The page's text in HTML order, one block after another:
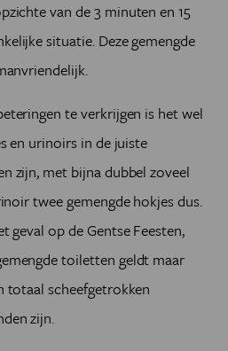
van de 3 minuten en 15
situatie. Deze gemengde
te verkrijgen is het wel
en urinoirs in de juiste
zijn, met bijna dubbel zoveel
twee gemengde hokjes dus.
op de Gentse Feesten,
toiletten geldt maar
totaal scheefgetrokken
zijn.